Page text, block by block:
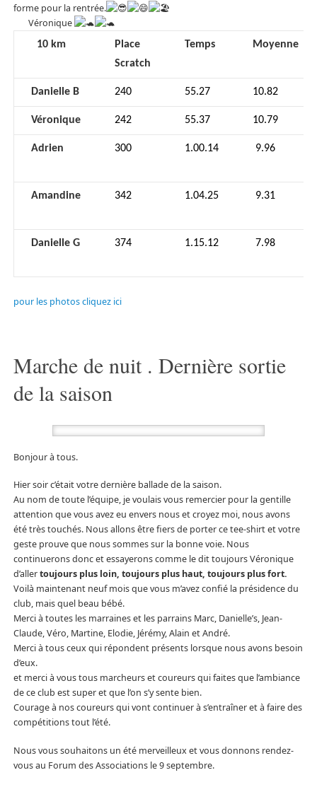
forme pour la rentrée.
Véronique
10 km
Place
Scratch
Temps Moyenne
Danielle B 240 55.27 10.82
Véronique 242 55.37 10.79
Adrien 300 1.00.14 9.96
Amandine 342 1.04.25 9.31
Danielle G 374 1.15.12 7.98
pour les photos cliquez ici
Marche de nuit . Dernière sortie
de la saison
Bonjour à tous.
Hier soir c’était votre dernière ballade de la saison.
Au nom de toute l’équipe, je voulais vous remercier pour la gentille
attention que vous avez eu envers nous et croyez moi, nous avons
été très touchés. Nous allons être fiers de porter ce tee-shirt et votre
geste prouve que nous sommes sur la bonne voie. Nous
continuerons donc et essayerons comme le dit toujours Véronique
d’allertoujours plus loin, toujours plus haut, toujours plus fort.
Voilà maintenant neuf mois que vous m’avez confié la présidence du
club, mais quel beau bébé.
Merci à toutes les marraines et les parrains Marc, Danielle’s, Jean-
Claude, Véro, Martine, Elodie, Jérémy, Alain et André.
Merci à tous ceux qui répondent présents lorsque nous avons besoin
d’eux.
et merci à vous tous marcheurs et coureurs qui faites que l’ambiance
de ce club est super et que l’on s’y sente bien.
Courage à nos coureurs qui vont continuer à s’entraîner et à faire des
compétitions tout l’été.
Nous vous souhaitons un été merveilleux et vous donnons rendez-
vous au Forum des Associations le 9 septembre.